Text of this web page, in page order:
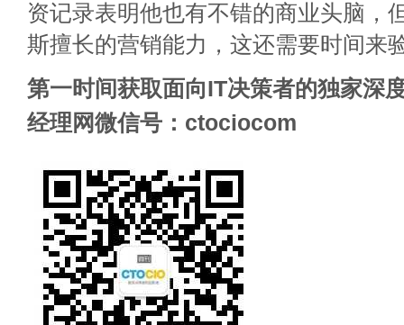
资记录表明他也有不错的商业头脑，
斯擅长的营销能力，这还需要时间来
第一时间获取面向IT决策者的独家深
经理网微信号：ctociocom